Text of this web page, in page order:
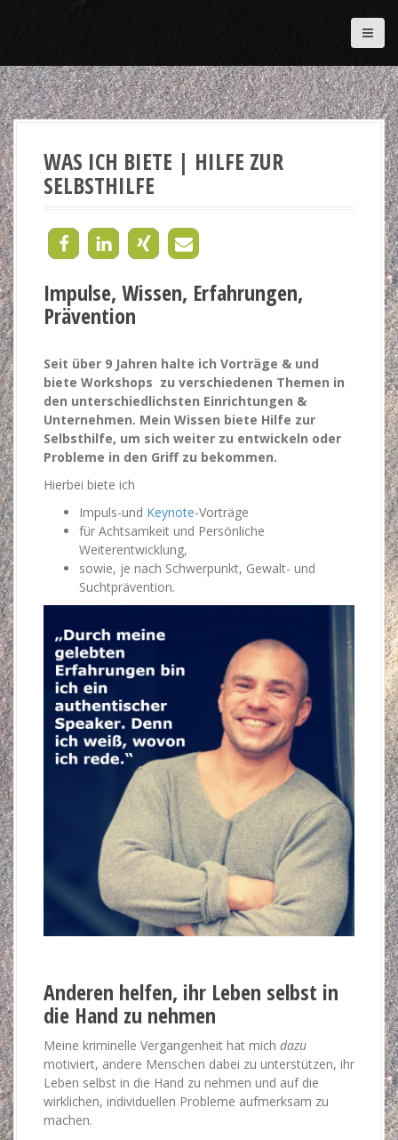
e
k
t
z
u
m
I
n
h
a
l
t
WAS ICH BIETE | HILFE ZUR
SELBSTHILFE
Impulse, Wissen, Erfahrungen,
Prävention
Seit über 9 Jahren halte ich Vorträge & und
biete Workshops zu verschiedenen Themen in
den unterschiedlichsten Einrichtungen &
Unternehmen. Mein Wissen biete Hilfe zur
Selbsthilfe, um sich weiter zu entwickeln oder
Probleme in den Griff zu bekommen.
Hierbei biete ich
Impuls-und Keynote-Vorträge
für Achtsamkeit und Persönliche
Weiterentwicklung,
sowie, je nach Schwerpunkt, Gewalt- und
Suchtprävention.
Anderen helfen, ihr Leben selbst in
die Hand zu nehmen
Meine kriminelle Vergangenheit hat mich dazu
motiviert, andere Menschen dabei zu unterstützen, ihr
Leben selbst in die Hand zu nehmen und auf die
wirklichen, individuellen Probleme aufmerksam zu
machen.